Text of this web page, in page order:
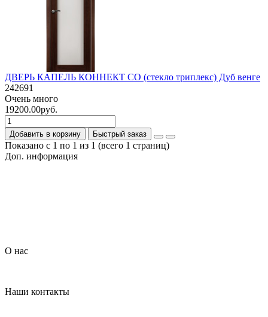
ДВЕРЬ КАПЕЛЬ КОННЕКТ СО (стекло триплекс) Дуб венге
242691
Очень много
19200.00руб.
Добавить в корзину Быстрый заказ
Показано с 1 по 1 из 1 (всего 1 страниц)
Доп. информация
О нас
Наши контакты